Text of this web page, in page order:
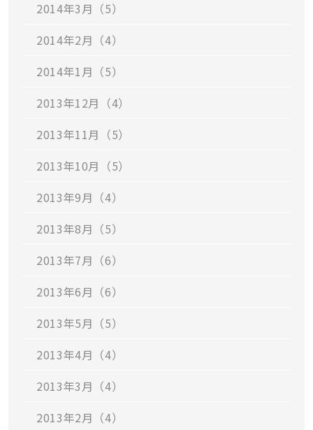
2014年3月（5）
2014年2月（4）
2014年1月（5）
2013年12月（4）
2013年11月（5）
2013年10月（5）
2013年9月（4）
2013年8月（5）
2013年7月（6）
2013年6月（6）
2013年5月（5）
2013年4月（4）
2013年3月（4）
2013年2月（4）